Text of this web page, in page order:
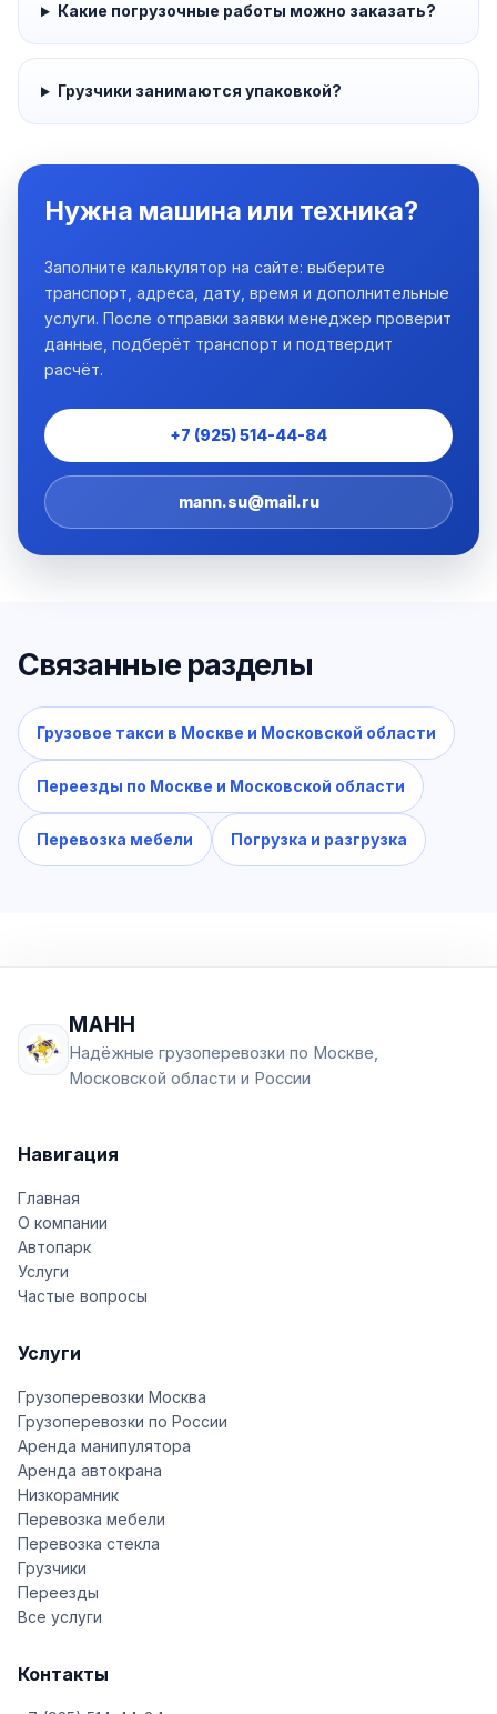
Какие погрузочные работы можно заказать?
Грузчики занимаются упаковкой?
Нужна машина или техника?
Заполните калькулятор на сайте: выберите
транспорт, адреса, дату, время и дополнительные
услуги. После отправки заявки менеджер проверит
данные, подберёт транспорт и подтвердит
расчёт.
+7 (925) 514-44-84
mann.su@mail.ru
Связанные разделы
Грузовое такси в Москве и Московской области
Переезды по Москве и Московской области
Перевозка мебели Погрузка и разгрузка
МАНН
Надёжные грузоперевозки по Москве,
Московской области и России
Навигация
Главная
О компании
Автопарк
Услуги
Частые вопросы
Услуги
Грузоперевозки Москва
Грузоперевозки по России
Аренда манипулятора
Аренда автокрана
Низкорамник
Перевозка мебели
Перевозка стекла
Грузчики
Переезды
Все услуги
Контакты